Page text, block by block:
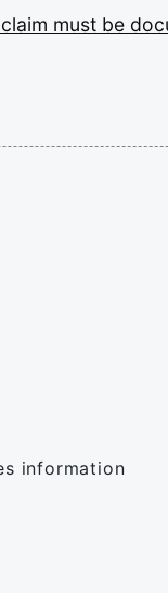
claim must be
information